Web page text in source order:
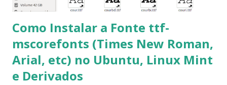
Como Instalar a Fonte ttf-
mscorefonts (Times New Roman,
Arial, etc) no Ubuntu, Linux Mint
e Derivados